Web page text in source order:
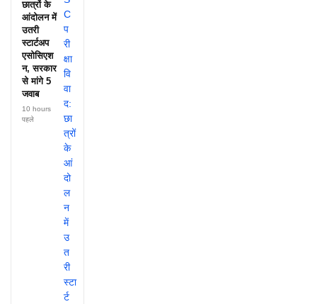
छात्रों के
आंदोलन में
उतरी
स्टार्टअप
एसोसिएश
न, सरकार
से मांगे 5
जवाब
10 hours
पहले